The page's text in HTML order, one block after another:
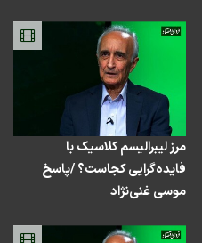
خود را در رشته اقتصاد
گذراند. غنی‌نژاد همچنین
اقتصادی خود را
۱ آغاز کرده بود ولی با بازگشتش به ایران،
مرز لیبرالیسم کلاسیک با
فایده‌گرایی کجاست؟ /پاسخ
موسی غنی‌نژاد